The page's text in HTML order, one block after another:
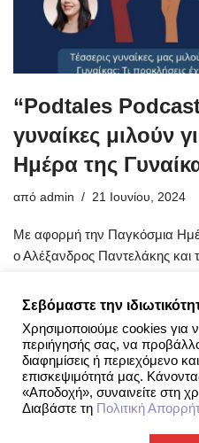
“Podtales
γυναίκες μιλούν
Ημέρα της
από admin 21 Ιουνίου, 2024
Με αφορμή την Παγκόσμια
ο Αλέξανδρος Παντελάκης και
4… Περισσότερα »
Σεβόμαστε την
Χρησιμοποιούμε cookies για
περιήγησής σας, να
διαφημίσεις ή περιεχόμενο
επισκεψιμότητά μας.
«Αποδοχή», συναινείτε στη
Διαβάστε τη Πολιτική